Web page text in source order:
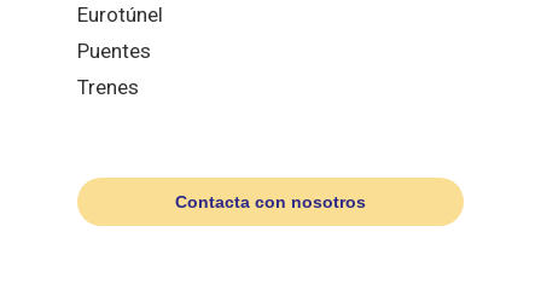
Eurotúnel
Puentes
Trenes
Contacta con nosotros